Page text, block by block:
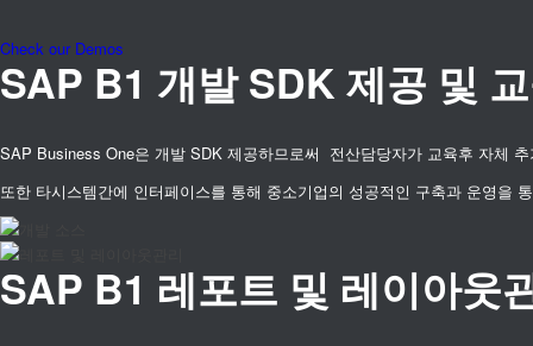
Check our Demos
SAP B1 개발 SDK 제공 및
SAP Business One은 개발 SDK 제공하므로써 전산담당자가 교육후 자체
또한 타시스템간에 인터페이스를 통해 중소기업의 성공적인 구축과 운영을
SAP B1 레포트 및 레이아웃